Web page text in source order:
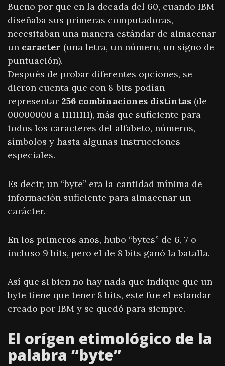
Bueno por que en la decada del 60, cuando IBM
diseñaba sus primeras computadoras,
necesitaban una manera estándar de almacenar
un caracter (una letra, un número, un signo de
puntuación).
Después de probar diferentes opciones, se
dieron cuenta que con 8 bits podían
representar 256 combinaciones distintas (de
00000000 a 11111111), más que suficiente para
todos los caracteres del alfabeto, números,
símbolos y hasta algunas instrucciones
especiales.
Es decir, un “byte” era la cantidad mínima de
información suficiente para almacenar un
carácter.
En los primeros años, hubo “bytes” de 6, 7 o
incluso 9 bits, pero el de 8 bits ganó la batalla.
Así que si bien no hay nada que indique que un
byte tiene que tener 8 bits, este fue el estandar
creado por IBM y se quedó para siempre.
El orígen etimológico de la
palabra “byte”